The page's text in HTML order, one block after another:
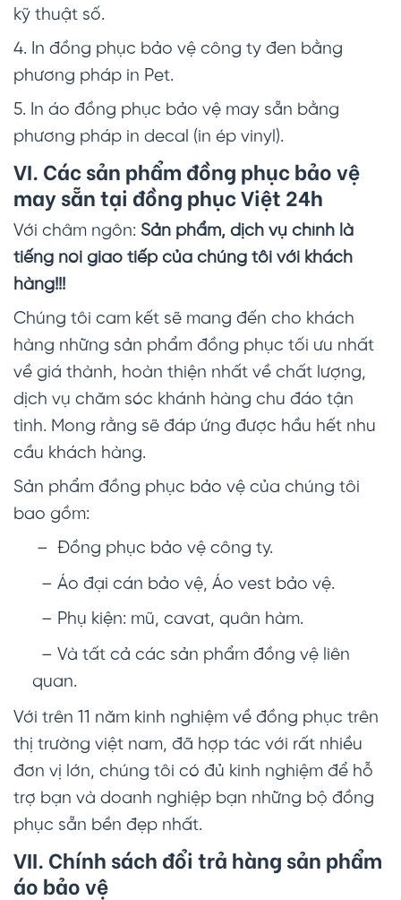
kỹ thuật số.
4. In đồng phục bảo vệ công ty đen bằng
phương pháp in Pet.
5. In áo đồng phục bảo vệ may sẵn bằng
phương pháp in decal (in ép vinyl).
VI. Các sản phẩm đồng phục bảo vệ
may sẵn tại đồng phục Việt 24h
Với châm ngôn: Sản phẩm, dịch vụ chính là
tiếng nói giao tiếp của chúng tôi với khách
hàng!!!
Chúng tôi cam kết sẽ mang đến cho khách
hàng những sản phẩm đồng phục tối ưu nhất
về giá thành, hoàn thiện nhất về chất lượng,
dịch vụ chăm sóc khánh hàng chu đáo tận
tình. Mong rằng sẽ đáp ứng được hầu hết nhu
cầu khách hàng.
Sản phẩm đồng phục bảo vệ của chúng tôi
bao gồm:
– Đồng phục bảo vệ công ty.
– Áo đại cán bảo vệ, Áo vest bảo vệ.
– Phụ kiện: mũ, cavat, quân hàm.
– Và tất cả các sản phẩm đồng vệ liên
quan.
Với trên 11 năm kinh nghiệm về đồng phục trên
thị trường việt nam, đã hợp tác với rất nhiều
đơn vị lớn, chúng tôi có đủ kinh nghiệm để hỗ
trợ bạn và doanh nghiệp bạn những bộ đồng
phục sẵn bền đẹp nhất.
VII. Chính sách đổi trả hàng sản phẩm
áo bảo vệ